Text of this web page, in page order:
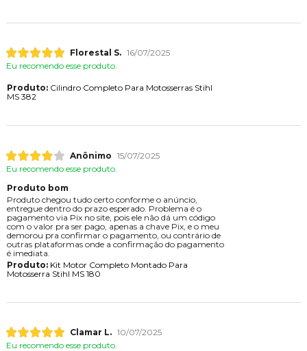
Florestal S. 16/07/2025
Eu recomendo esse produto.
Produto:Cilindro Completo Para Motosserras Stihl
MS 382
Anônimo 15/07/2025
Eu recomendo esse produto.
Produto bom
Produto chegou tudo certo conforme o anúncio,
entregue dentro do prazo esperado. Problema é o
pagamento via Pix no site, pois ele não dá um código
com o valor pra ser pago, apenas a chave Pix, e o meu
demorou pra confirmar o pagamento, ou contrário de
outras plataformas onde a confirmação do pagamento
é imediata.
Produto:Kit Motor Completo Montado Para
Motosserra Stihl MS 180
Clamar L. 10/07/2025
Eu recomendo esse produto.